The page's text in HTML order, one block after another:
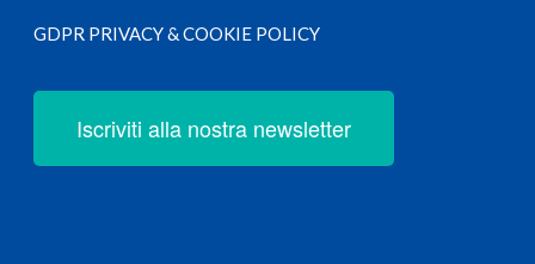
GDPR PRIVACY & COOKIE POLICY
Iscriviti alla nostra newsletter